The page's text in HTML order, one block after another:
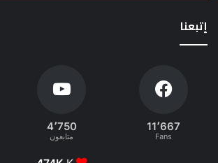
إتبعنا
11٬667
Fans
4٬750
متابعون